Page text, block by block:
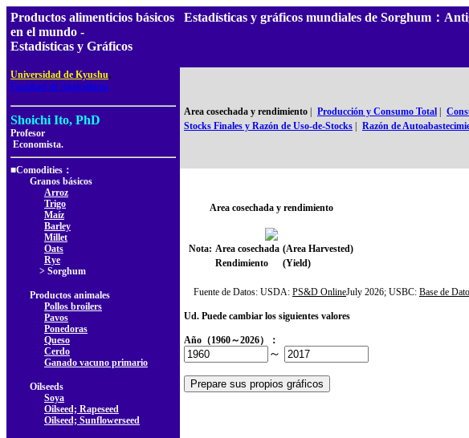
Productos alimenticios básicos
en el mundo -
Estadísticas y Gráficos
Universidad de Kyushu,
Facultad de Agricultura
Shoichi Ito, PhD
Profesor
Economista.
■Comodities：
Granos básicos
Arroz
Trigo
Maíz
Barley
Millet
Oats
Rye
> Sorghum
Productos animales
Pollos broilers
Pavos
Ponedoras
Queso
Cerdo
Ganado vacuno primario
Oilseeds
Soya
Oilseed; Rapeseed
Oilseed; Sunflowerseed
Estadísticas y gráficos mundiales de Sorghum：
Area cosechada y rendimiento Producción y Consumo Total
Stocks Finales y Razón de Uso-de-Stocks
Razón de
Area cosechada y rendimiento
Nota: Area cosechada (Area Harvested)
Rendimiento
(Yield)
Fuente de Datos: USDA: PS&D OnlineJuly 2026; USBC: Base de
Ud. Puede cambiar los siguientes valores
Año（1960～2026）：
～